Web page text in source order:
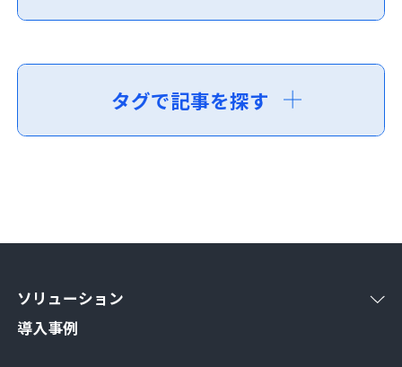
タグで記事を探す
ソリューション
導入事例